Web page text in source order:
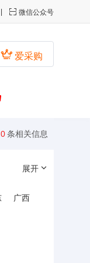
 微信公众号
 爱采购
0条相关信息
展开
广西